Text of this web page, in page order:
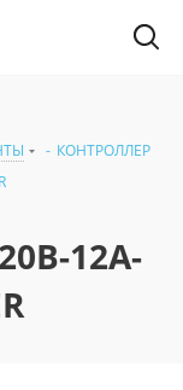
- КОНТРОЛЛЕР
12A-